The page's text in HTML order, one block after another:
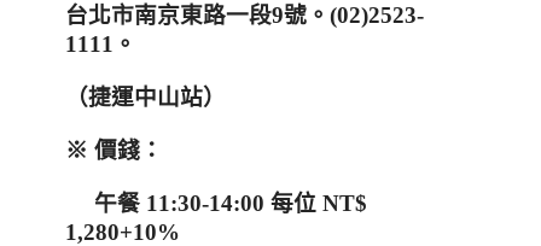
台北市南京東路一段9號。 (02)2523-
1111 。
（捷運中山站）
※ 價錢：
午餐 11:30-14:00 每位 NT$
1,280+10%